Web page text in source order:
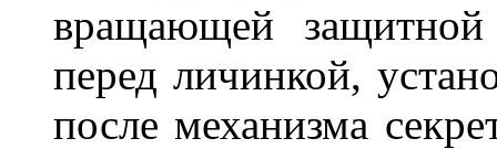
вращающей
перед личинкой,
после механизма